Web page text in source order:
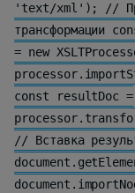
'text/xml'); //
трансформации
= new
const resultDoc =
// Вставка